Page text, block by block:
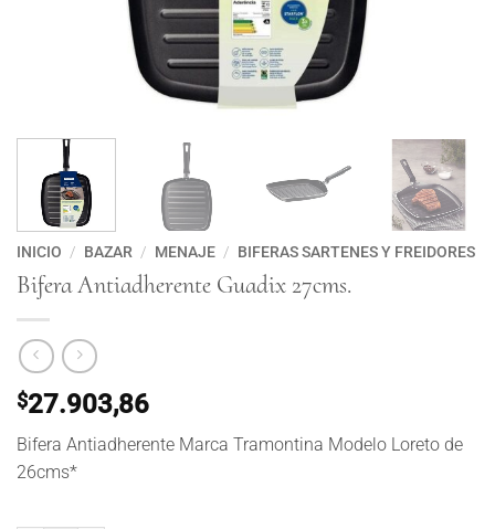
INICIO / BAZAR / MENAJE / BIFERAS SARTENES Y FREIDORES
Bifera Antiadherente Guadix 27cms.
$27.903,86
Bifera Antiadherente Marca Tramontina Modelo Loreto de
26cms*